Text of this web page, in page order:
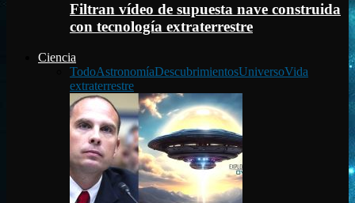
Filtran vídeo de supuesta nave construida
con tecnología extraterrestre
Ciencia
TodoAstronomíaDescubrimientosUniversoVida
extraterrestre